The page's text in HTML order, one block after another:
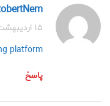
RobertNem
۱۵ اردیبهشت ۱۴۰۴ در ۹:۴۰ ب.ظ
platform
پاسخ